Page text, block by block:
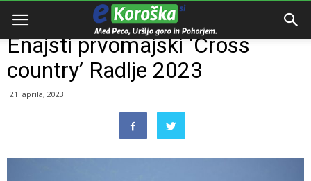
Domov
Enajsti prvomajski ‘Cross
country’ Radlje 2023
21. aprila, 2023